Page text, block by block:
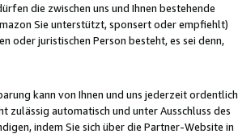
die zwischen uns und Ihnen bestehende
Sie unterstützt, sponsert oder empfiehlt)
oder juristischen Person besteht, es sei denn,
kann von Ihnen und uns jederzeit ordentlich
automatisch und unter Ausschluss des
indem Sie sich über die Partner-Website in